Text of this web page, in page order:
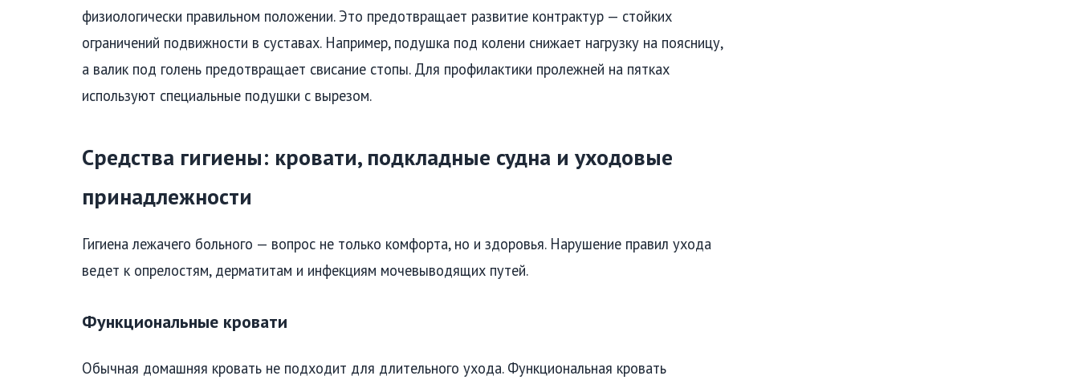
физиологически правильном положении. Это предотвращает развитие контрактур — стойких
ограничений подвижности в суставах. Например, подушка под колени снижает нагрузку на поясницу,
а валик под голень предотвращает свисание стопы. Для профилактики пролежней на пятках
используют специальные подушки с вырезом.
Средства гигиены: кровати, подкладные судна и уходовые
принадлежности
Гигиена лежачего больного — вопрос не только комфорта, но и здоровья. Нарушение правил ухода
ведет к опрелостям, дерматитам и инфекциям мочевыводящих путей.
Функциональные кровати
Обычная домашняя кровать не подходит для длительного ухода. Функциональная кровать